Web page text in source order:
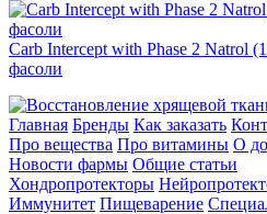
Carb Intercept with Phase 2 Natrol
фасоли
Главная Бренды Как заказать
Про вещества Про витамины О
Новости фармы Общие статьи
Хондропротекторы
Иммунитет Пищеварение